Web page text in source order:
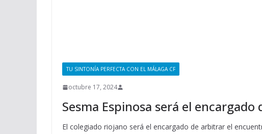
TU SINTONÍA PERFECTA CON EL MÁLAGA CF
octubre 17, 2024
Sesma Espinosa será el
El colegiado riojano será el encargado de arbitrar el